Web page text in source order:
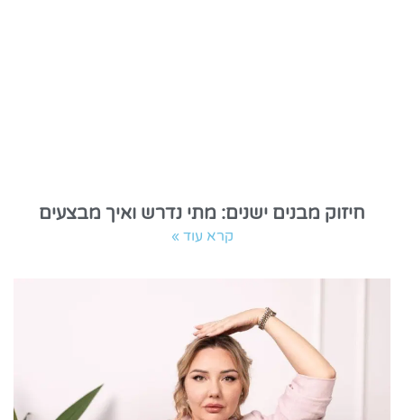
חיזוק מבנים ישנים: מתי נדרש ואיך מבצעים
קרא עוד »